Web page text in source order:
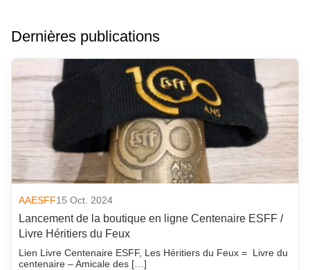
Dernières publications
AAESFF15 Oct. 2024
Lancement de la boutique en ligne Centenaire ESFF /
Livre Héritiers du Feux
Lien Livre Centenaire ESFF, Les Héritiers du Feux = Livre du
centenaire – Amicale des […]